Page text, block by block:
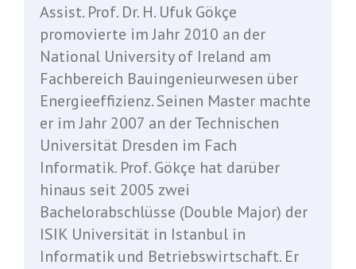
Assist. Prof. Dr. H. Ufuk Gökçe
promovierte im Jahr 2010 an der
National University of Ireland am
Fachbereich Bauingenieurwesen über
Energieeffizienz. Seinen Master machte
er im Jahr 2007 an der Technischen
Universität Dresden im Fach
Informatik. Prof. Gökçe hat darüber
hinaus seit 2005 zwei
Bachelorabschlüsse (Double Major) der
ISIK Universität in Istanbul in
Informatik und Betriebswirtschaft. Er